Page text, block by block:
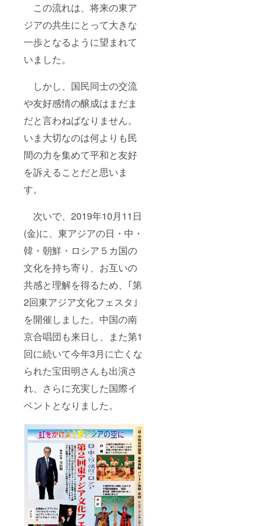
この流れは、将来の東ア
ジアの共生にとって大きな
一歩となるように望まれて
いました。
しかし、国民同士の交流
や友好感情の醸成はまだま
だと言わねばなりません。
いま大切なのは何よりも民
間の力を集めて平和と友好
を訴えることだと思いま
す。
次いで、2019年10月11日
(金)に、東アジアの日・中・
韓・朝鮮・ロシア５カ国の
文化を持ち寄り、お互いの
共感と理解を得るため、｢第
2回東アジア文化フェスタ｣
を開催しました。中国の南
京合唱団も来日し、また第1
回に続いて今年3月に亡くな
られた宝田明さんも出演さ
れ、さらに充実した国際イ
ベントとなりました。